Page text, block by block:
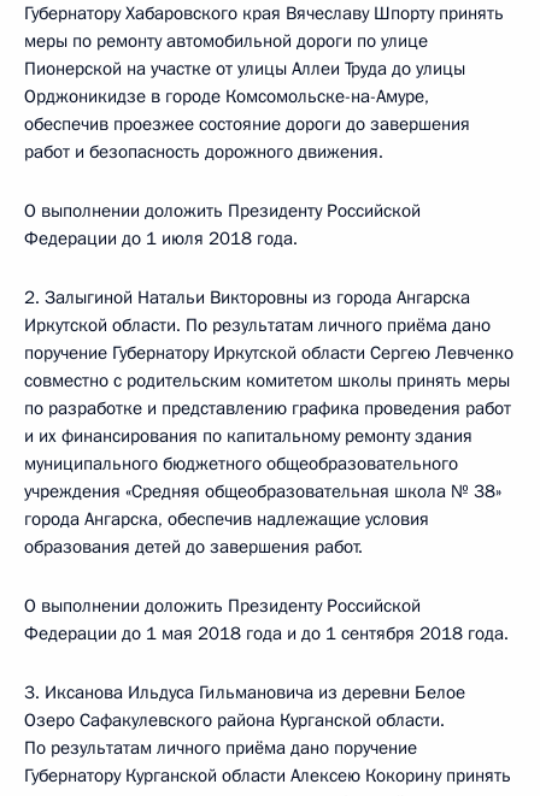
Губернатору Хабаровского края Вячеславу Шпорту принять
меры по ремонту автомобильной дороги по улице
Пионерской на участке от улицы Аллеи Труда до улицы
Орджоникидзе в городе Комсомольске-на-Амуре,
обеспечив проезжее состояние дороги до завершения
работ и безопасность дорожного движения.
О выполнении доложить Президенту Российской
Федерации до 1 июля 2018 года.
2. Залыгиной Натальи Викторовны из города Ангарска
Иркутской области. По результатам личного приёма дано
поручение Губернатору Иркутской области Сергею Левченко
совместно с родительским комитетом школы принять меры
по разработке и представлению графика проведения работ
и их финансирования по капитальному ремонту здания
муниципального бюджетного общеобразовательного
учреждения «Средняя общеобразовательная школа № 38»
города Ангарска, обеспечив надлежащие условия
образования детей до завершения работ.
О выполнении доложить Президенту Российской
Федерации до 1 мая 2018 года и до 1 сентября 2018 года.
3. Иксанова Ильдуса Гильмановича из деревни Белое
Озеро Сафакулевского района Курганской области.
По результатам личного приёма дано поручение
Губернатору Курганской области Алексею Кокорину принять